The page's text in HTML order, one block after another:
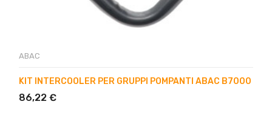
ABAC
KIT INTERCOOLER PER GRUPPI POMPANTI ABAC B7000
86,22 €